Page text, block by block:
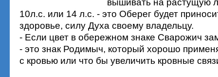
вышивать на растущую
10л.с. или 14 л.с. - это Оберег будет
здоровье, силу Духа своему владельцу.
- Если цвет в обережном знаке Сварожич
- это знак Родимыч, который хорошо
с кровью или что бы увеличить кровные